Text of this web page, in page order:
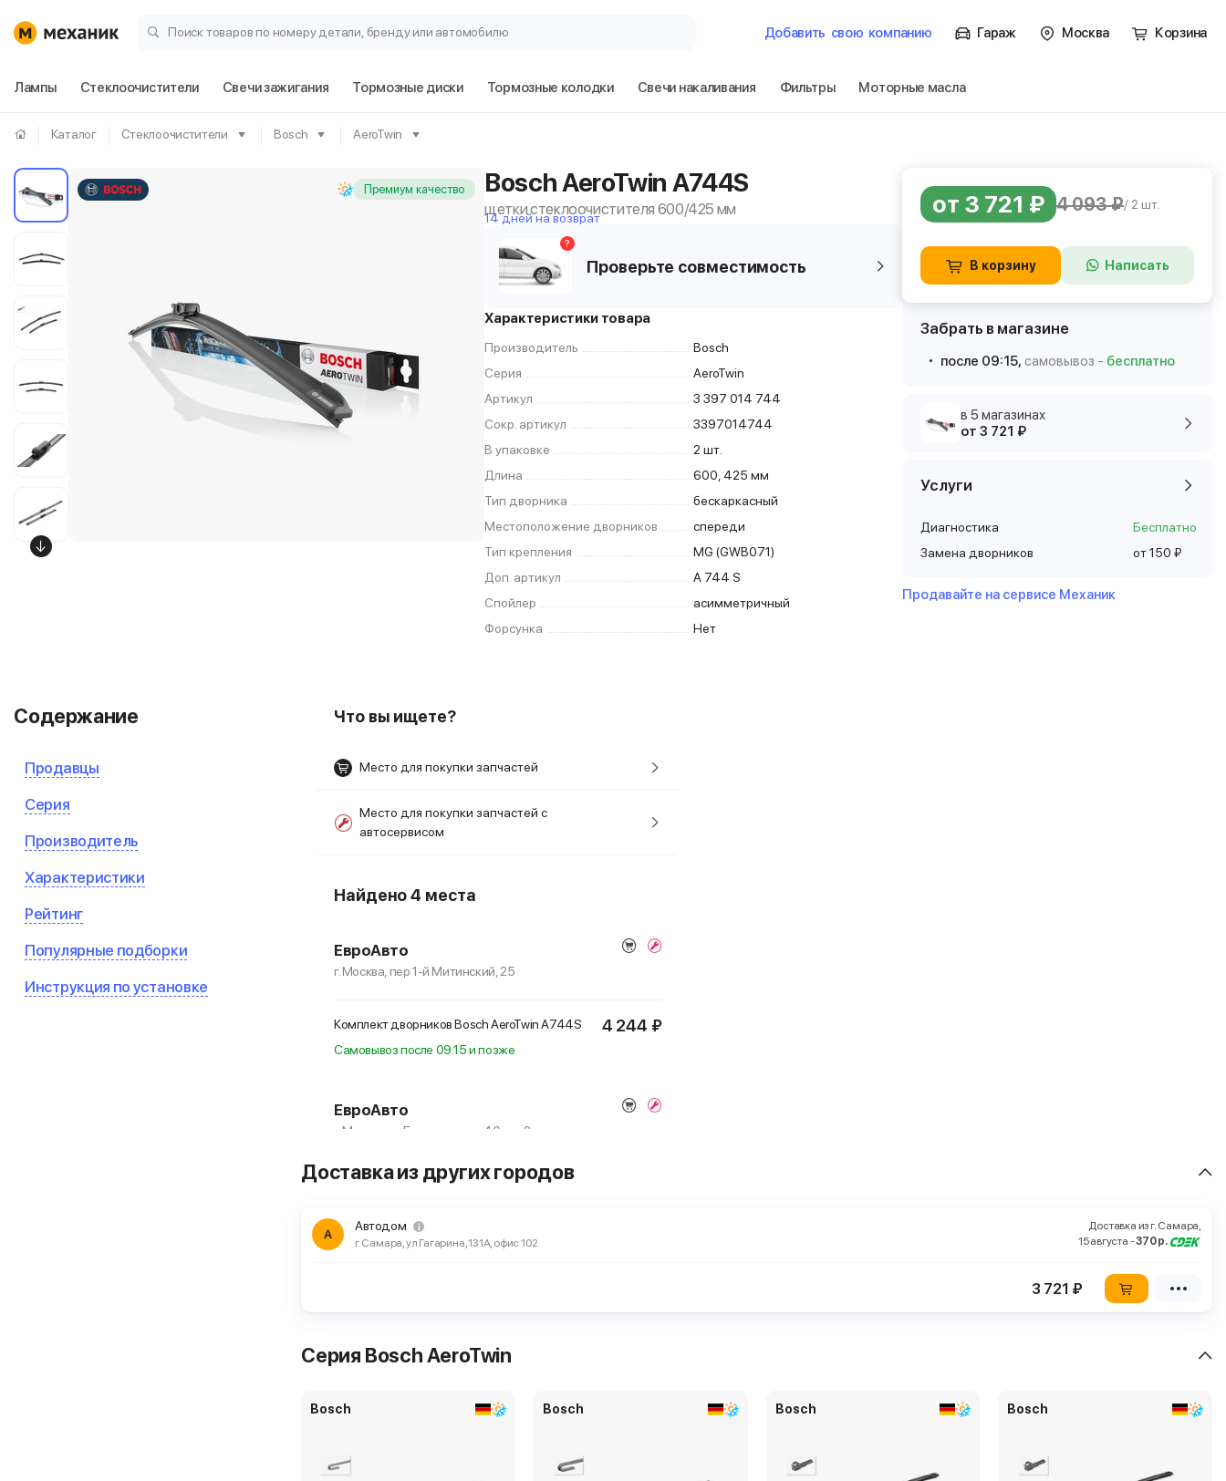
Поиск товаров по номеру детали, бренду или автомобилю Добавить свою компанию Гараж Москва Корзина
Лампы Стеклоочистители Свечи зажигания Тормозные диски Тормозные колодки Свечи накаливания Фильтры Моторные масла
Каталог Стеклоочистители Bosch AeroTwin
Премиум качество Bosch AeroTwin A744S
щетки стеклоочистителя 600/425 мм
14 дней на возврат
Проверьте совместимость
?
Характеристики товара
Производитель
Bosch
Серия
AeroTwin
Артикул
3 397 014 744
Сокр. артикул
3397014744
В упаковке
2 шт.
Длина
600, 425 мм
Тип дворника
бескаркасный
Местоположение дворников
спереди
Тип крепления
MG (GWB071)
Доп. артикул
A 744 S
Спойлер
асимметричный
Форсунка
Нет
от 3 721 ₽ 4 093 ₽/ 2 шт.
В корзину Написать
Забрать в магазине
после 09:15, самовывоз - бесплатно
в 5 магазинах
от 3 721 ₽
Услуги
Диагностика
Бесплатно
Замена дворников
от 150 ₽
Продавайте на сервисе Механик
Содержание
Продавцы
Серия
Производитель
Характеристики
Рейтинг
Популярные подборки
Инструкция по установке
Что вы ищете?
Место для покупки запчастей
Место для покупки запчастей с
автосервисом
Найдено4 места
ЕвроАвто
г. Москва, пер 1-й Митинский, 25
Комплект дворников Bosch AeroTwinA744S 4 244 ₽
Самовывоз после 09:15 и позже
ЕвроАвто
г. Москва, ул Беломорская, 40 стр 2
Комплект дворников Bosch AeroTwinA744S
Доставка из других городов
А
Автодом
г. Самара, ул Гагарина, 131А, офис 102
Доставка из г. Самара,
15 августа -370 р.
3 721 ₽
Серия Bosch AeroTwin
Bosch Bosch Bosch Bosch